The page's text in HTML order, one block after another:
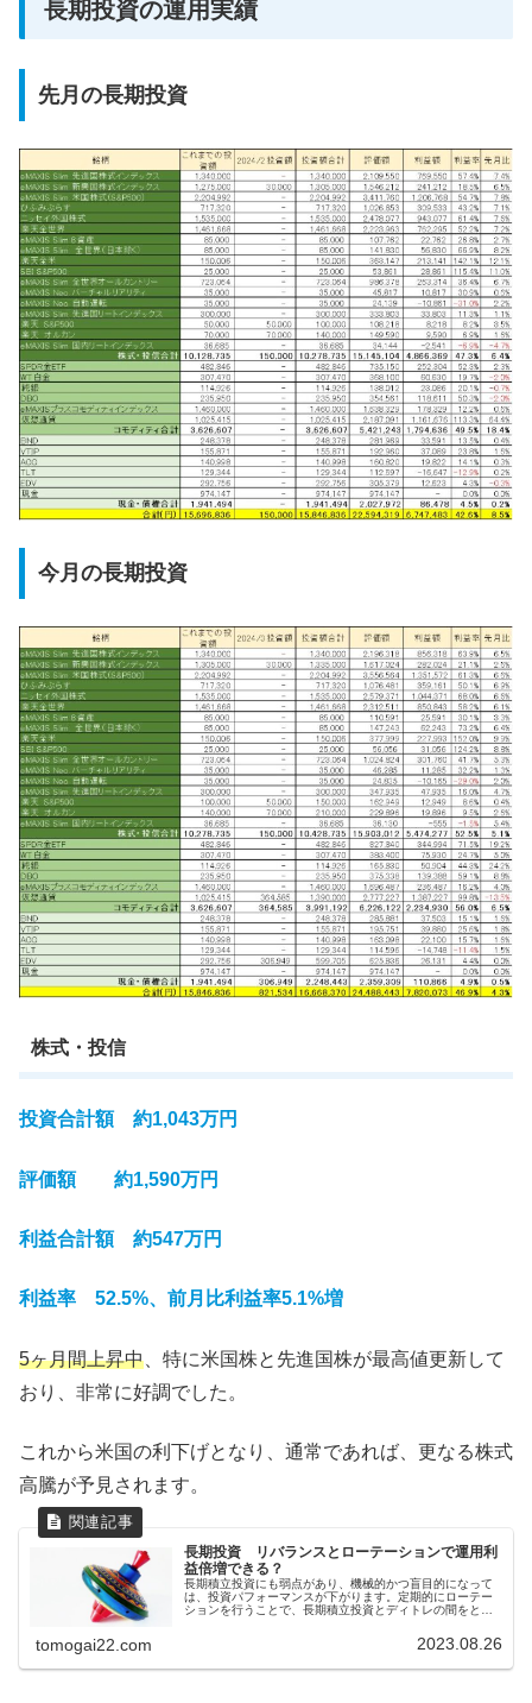
長期投資の運用実績
先月の長期投資
今月の長期投資
株式・投信
投資合計額 約1,043万円
評価額 約1,590万円
利益合計額 約547万円
利益率 52.5%、前月比利益率5.1%増
5ヶ月間上昇中 、特に米国株と先進国株が最高値更新して
おり、非常に好調でした。
これから米国の利下げとなり、通常であれば、更なる株式
高騰が予見されます。
長期投資 リバランスとローテーションで運用利
益倍増できる？
長期積立投資にも弱点があり、機械的かつ盲目的になって
は、投資パフォーマンスが下がります。定期的にローテー
ションを行うことで、長期積立投資とディトレの間をと
tomogai22.com 2023.08.26